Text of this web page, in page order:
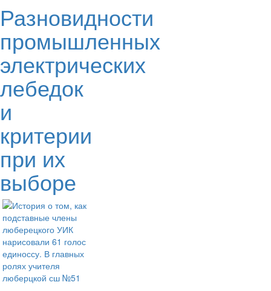
Разновидности
промышленных
электрических
лебедок
и
критерии
при их
выборе